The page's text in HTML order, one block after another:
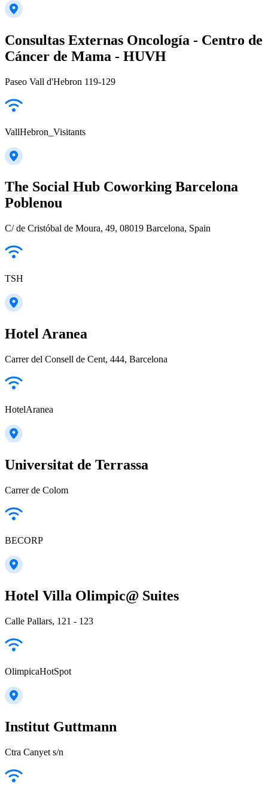
Consultas Externas Oncología - Centro de
Cáncer de Mama - HUVH
Paseo Vall d'Hebron 119-129
VallHebron_Visitants
The Social Hub Coworking Barcelona
Poblenou
C/ de Cristóbal de Moura, 49, 08019 Barcelona, Spain
TSH
Hotel Aranea
Carrer del Consell de Cent, 444, Barcelona
HotelAranea
Universitat de Terrassa
Carrer de Colom
BECORP
Hotel Villa Olimpic@ Suites
Calle Pallars, 121 - 123
OlimpicaHotSpot
Institut Guttmann
Ctra Canyet s/n